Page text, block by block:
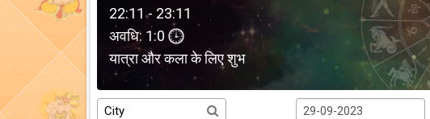
22:11 - 23:11
अवधि: 1:0
यात्रा और कला के लिए शुभ